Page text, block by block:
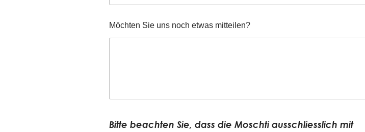
Möchten Sie uns noch etwas mitteilen?
Bitte beachten Sie, dass die Moschti ausschliesslich mit